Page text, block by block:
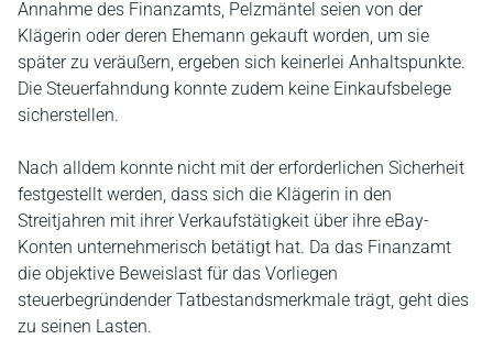
Annahme des Finanzamts, Pelzmäntel seien von der
Klägerin oder deren Ehemann gekauft worden, um sie
später zu veräußern, ergeben sich keinerlei Anhaltspunkte.
Die Steuerfahndung konnte zudem keine Einkaufsbelege
sicherstellen.
Nach alldem konnte nicht mit der erforderlichen Sicherheit
festgestellt werden, dass sich die Klägerin in den
Streitjahren mit ihrer Verkaufstätigkeit über ihre eBay-
Konten unternehmerisch betätigt hat. Da das Finanzamt
die objektive Beweislast für das Vorliegen
steuerbegründender Tatbestandsmerkmale trägt, geht dies
zu seinen Lasten.